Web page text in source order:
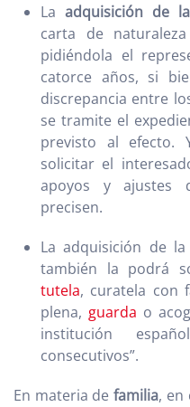
La adquisición de
carta de
pidiéndola el
catorce años, si
discrepancia entre
se tramite el
previsto al efecto.
solicitar el
apoyos y ajustes
precisen.
La adquisición de
también la podrá
tutela, curatela con
plena, guarda o
institución
consecutivos”.
En materia defamilia, en